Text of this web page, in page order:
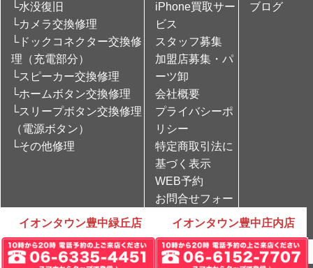
イオンタウン豊中緑丘店 イオンタウン豊中庄内店
└水没復旧
└カメラ交換修理
└ドックコネクター交換修
理（充電部分）
└スピーカー交換修理
└ホームボタン交換修理
└スリープボタン交換修理
（電源ボタン）
└その他修理
iPhone買取サー
ビス
スタッフ募集
加盟店募集・パ
ーツ卸
会社概要
プライバシーポ
リシー
特定商取引法に
基づく表示
WEB予約
お問合せフォー
ブログ
Copyright © iPhone修理のCare Mobile All rights Reserved.